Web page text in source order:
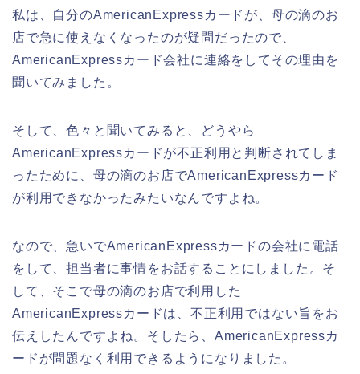
私は、自分のAmericanExpressカードが、母の滴のお
店で急に使えなくなったのが疑問だったので、
AmericanExpressカード会社に連絡をしてその理由を
聞いてみました。
そして、色々と聞いてみると、どうやら
AmericanExpressカードが不正利用と判断されてしま
ったために、母の滴のお店でAmericanExpressカード
が利用できなかったみたいなんですよね。
なので、急いでAmericanExpressカードの会社に電話
をして、担当者に事情をお話することにしました。そ
して、そこで母の滴のお店で利用した
AmericanExpressカードは、不正利用ではない旨をお
伝えしたんですよね。そしたら、AmericanExpressカ
ードが問題なく利用できるようになりました。